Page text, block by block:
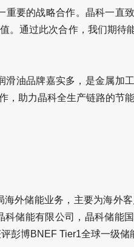
要的战略合作。晶科一直
。通过此次合作，我们期待
滑油品牌嘉实多，是金属加
，助力晶科全生产链路的节
外储能业务，主要为海外
储能有限公司，晶科储能
彭博BNEF Tier1全球一级储